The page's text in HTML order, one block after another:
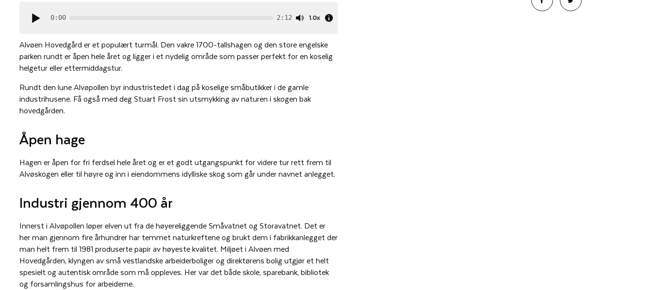
0:00 2:12 1.0x
Alvøen Hovedgård er et populært turmål. Den vakre 1700-tallshagen og den store engelske
parken rundt er åpen hele året og ligger i et nydelig område som passer perfekt for en koselig
helgetur eller ettermiddagstur.
Rundt den lune Alvøpollen byr industristedet i dag på koselige småbutikker i de gamle
industrihusene. Få også med deg Stuart Frost sin utsmykking av naturen i skogen bak
hovedgården.
Åpen hage
Hagen er åpen for fri ferdsel hele året og er et godt utgangspunkt for videre tur rett frem til
Alvøskogen eller til høyre og inn i eiendommens idylliske skog som går under navnet anlegget.
Industri gjennom 400 år
Innerst i Alvøpollen løper elven ut fra de høyereliggende Småvatnet og Storavatnet. Det er
her man gjennom fire århundrer har temmet naturkreftene og brukt dem i fabrikkanlegget der
man helt frem til 1981 produserte papir av høyeste kvalitet. Miljøet i Alvøen med
Hovedgården, klyngen av små vestlandske arbeiderboliger og direktørens bolig utgjør et helt
spesielt og autentisk område som må oppleves. Her var det både skole, sparebank, bibliotek
og forsamlingshus for arbeiderne.